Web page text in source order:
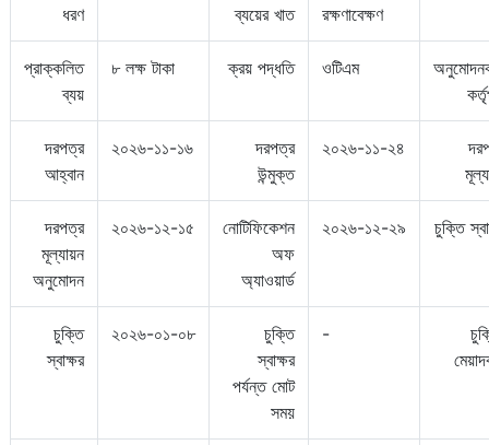
ধরণ
ব্যয়ের খাত
রক্ষণাবেক্ষণ
প্রাক্কলিত
ব্যয়
৮ লক্ষ টাকা ক্রয় পদ্ধতি ওটিএম
দরপত্র
আহ্বান
২০২৬-১১-১৬
দরপত্র
উন্মুক্ত
২০২৬-১১-২৪
দরপত্র
মূল্যায়ন
অনুমোদন
২০২৬-১২-১৫
নোটিফিকেশন
অফ
অ্যাওয়ার্ড
২০২৬-১২-২৯ চুক্তি
চুক্তি
স্বাক্ষর
২০২৬-০১-০৮
চুক্তি
স্বাক্ষর
পর্যন্ত মোট
সময়
-